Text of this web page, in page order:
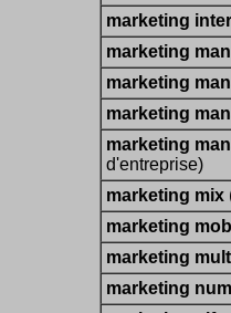
marketing
marketing man
marketing
marketing
marketing
d'entreprise)
marketing mix
marketing
marketing
marketing